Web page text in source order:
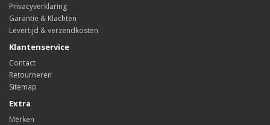
Privacyverklaring
Garantie & Klachten
Levertijd & verzendkosten
Klantenservice
Contact
Retourneren
Sitemap
Extra
Merken